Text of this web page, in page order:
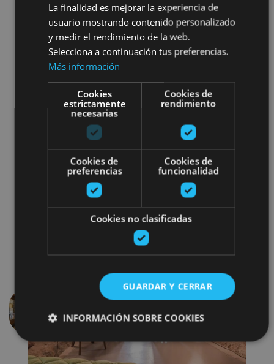
allures de château à côté de la cave à vin
éponyme, entouré de vignobles et d’oliviers, situé
à Ablitas, en plein cœur de La Ribera.
Des logements modernes ou futuristes intégrés au
paysage.
Aire de Bardenas, chambres cubiques à bulles, aux
Bardenas Reales (Tudela).
Irrisarri Land: fermes (chalets/appartements)
avec de grandes baies vitrées au milieu de la forêt
(Igantzi).
Précédent
La finalidad es mejorar la experiencia de
usuario mostrando contenido personalizado
y medir el rendimiento de la web.
Selecciona a continuación tus preferencias.
Más información
Cookies
estrictamente
necesarias
Cookies de
rendimiento
Cookies de
preferencias
Cookies de
funcionalidad
Cookies no clasificadas
GUARDAR Y CERRAR
INFORMACIÓN SOBRE COOKIES